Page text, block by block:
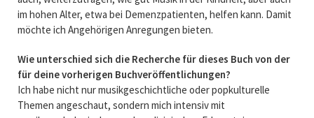
im hohen Alter, etwa bei Demenzpatienten, helfen kann. Damit
möchte ich Angehörigen Anregungen bieten.
Wie unterschied sich die Recherche für dieses Buch von der
für deine vorherigen Buchveröffentlichungen?
Ich habe nicht nur musikgeschichtliche oder popkulturelle
Themen angeschaut, sondern mich intensiv mit